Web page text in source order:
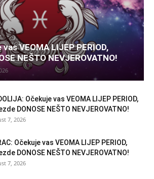
VEOMA LIJEP PERIOD,
NEŠTO NEVJEROVATNO!
Očekuje vas VEOMA LIJEP PERIOD,
DONOSE NEŠTO NEVJEROVATNO!
7, 2026
Očekuje vas VEOMA LIJEP PERIOD,
DONOSE NEŠTO NEVJEROVATNO!
7, 2026